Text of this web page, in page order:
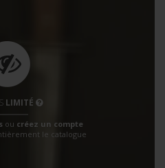
LIMITÉ
ou créez un compte
le catalogue